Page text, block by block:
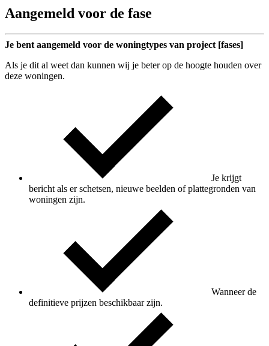
Aangemeld voor de fase
Je bent aangemeld voor de woningtypes van project [fases]
Als je dit al weet dan kunnen wij je beter op de hoogte houden over
deze woningen.
Je krijgt
bericht als er schetsen, nieuwe beelden of plattegronden van
woningen zijn.
Wanneer de
definitieve prijzen beschikbaar zijn.